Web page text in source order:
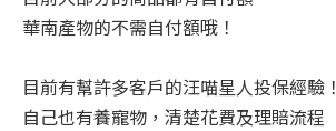
華南產物的不需自付額哦！
目前有幫許多客戶的汪喵星人投保經驗！
自己也有養寵物，清楚花費及理賠流程